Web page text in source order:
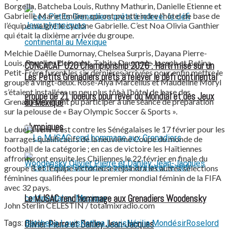
CONCACAF U20 Championship 2026 : Haïti mise sur un
groupe de 21 joueurs pour rêver du Mondial et des Jeux
olympiques
Les Petits Grenadiers prêts à relever le défi continental
au Mexique
Le MJSAC rend hommage aux Grenadiers Woodensky
Olivier Pierre et Danley Jean-Jacques
Borgella, Batcheba Louis, Ruthny Mathurin, Danielle Etienne et
Gabrielle Marie Emilien, qui ont pu atteindre l’hôtel de base de
l’équipe malgré le cyclone Gabrielle. C’est Noa Olivia Ganthier
qui était la dixième arrivée du groupe.
Melchie Daëlle Dumornay, Chelsea Surpris, Dayana Pierre-
Louis, Roseline Eloissaint, Tabita Dougenie Joseph et Betina
Petit-Frère furent les six dernières arrivées pour enfin mettre le
groupe à vingt-deux. Rose-Alya Marcellus et Maudeline Moryl
s’étaient installées un peu plus tôt à l’hôtel de base des
Grenadières et ont pu participer à une séance de préparation
sur la pelouse de « Bay Olympic Soccer & Sports ».
Le duel à venir c’est contre les Sénégalaises le 17 février pour les
barrages qualificatifs de la neuvième Coupe du monde de
football de la catégorie ; en cas de victoire les Haïtiennes
affronteront ensuite les Chiliennes le 22 février en finale du
groupe B et l’équipe victorieuse rejoindra les autres sélections
féminines qualifiées pour le premier mondial féminin de la FIFA
avec 32 pays.
John Sterlin CELESTIN / totalmixradio.com
Tags: Batcheba LouisKethna LouisNérilia MondésirRoselord